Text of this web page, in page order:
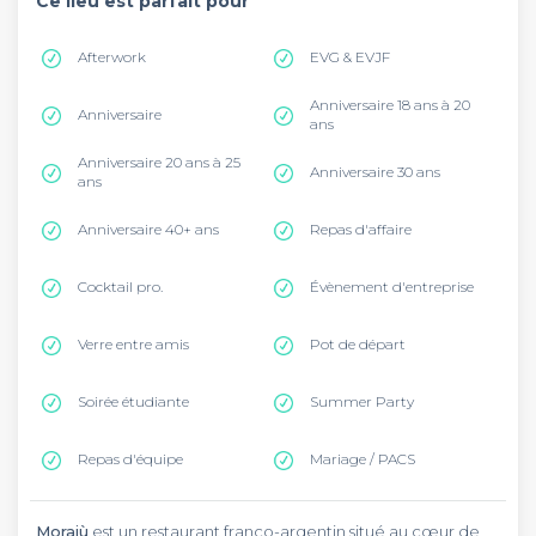
Afterwork EVG & EVJF
Anniversaire
Anniversaire 18 ans à 20
ans
Anniversaire 20 ans à 25
ans
Anniversaire 30 ans
Anniversaire 40+ ans Repas d'affaire
Cocktail pro. Évènement d'entreprise
Verre entre amis Pot de départ
Soirée étudiante Summer Party
Repas d'équipe Mariage / PACS
Morajù est un restaurant franco-argentin situé au cœur de